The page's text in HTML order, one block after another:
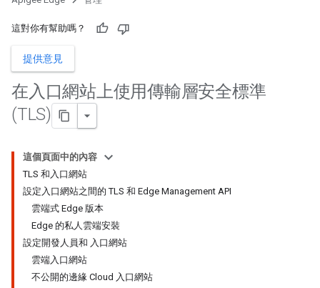
這對你有幫助嗎？
提供意見
在入口網站上使用傳輸層安全標準
(TLS)
這個頁面中的內容
TLS 和入口網站
設定入口網站之間的 TLS 和 Edge Management API
雲端式 Edge 版本
Edge 的私人雲端安裝
設定開發人員和 入口網站
雲端入口網站
不公開的邊緣 Cloud 入口網站